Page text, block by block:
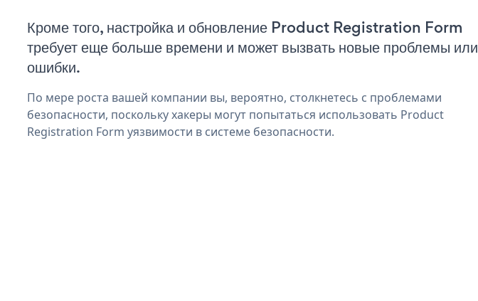
Кроме того, настройка и обновление Product Registration Form
требует еще больше времени и может вызвать новые проблемы или
ошибки.
По мере роста вашей компании вы, вероятно, столкнетесь с проблемами
безопасности, поскольку хакеры могут попытаться использовать Product
Registration Form уязвимости в системе безопасности.